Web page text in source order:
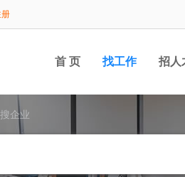
首 页 找工作 招人
搜企业